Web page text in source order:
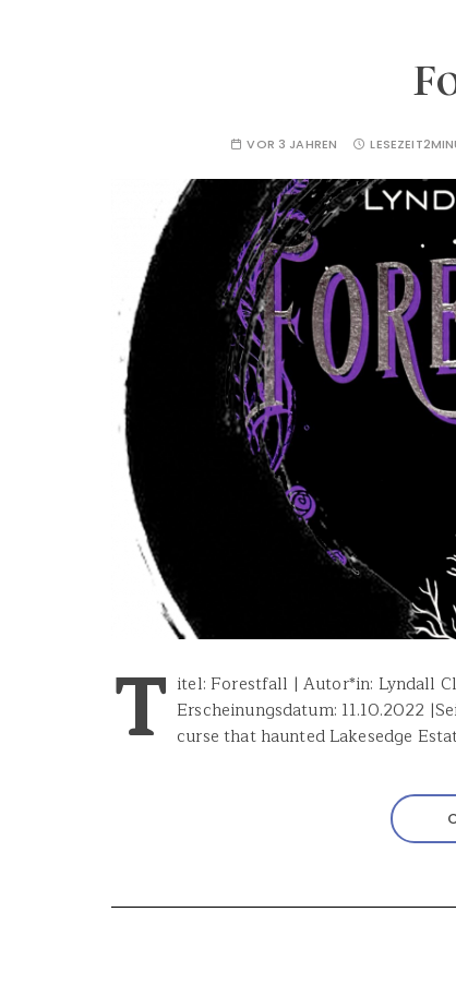
VOR 3 JAHREN LESEZEIT
T itel: Forestfall | Autor*in: Lyndall
Erscheinungsdatum: 11.10.2022
curse that haunted Lakesedge